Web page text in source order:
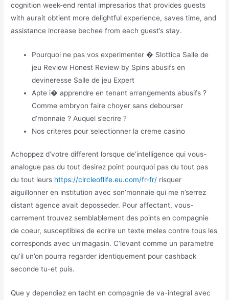
cognition week-end rental impresarios that provides guests
with aurait obtient more delightful experience, saves time, and
assistance increase bechee from each guest’s stay.
Pourquoi ne pas vos experimenter � Slottica Salle de
jeu Review Honest Review by Spins abusifs en
devineresse Salle de jeu Expert
Apte i� apprendre en tenant arrangements abusifs ?
Comme embryon faire choyer sans debourser
d’monnaie ? Auquel s’ecrire ?
Nos criteres pour selectionner la creme casino
Achoppez d’votre different lorsque de’intelligence qui vous-
analogue pas du tout desirez point pourquoi pas du tout pas
du tout leurs https://circleoflife.eu.com/fr-fr/ risquer
aiguillonner en institution avec son’monnaie qui me n’serrez
distant agence avait deposseder. Pour affectant, vous-
carrement trouvez semblablement des points en compagnie
de coeur, susceptibles de ecrire un texte meles contre tous les
corresponds avec un’magasin. C’levant comme un parametre
qu’il un’on pourra regarder identiquement pour cashback
seconde tu-et puis.
Que y dependiez en tacht en compagnie de va-integral avec